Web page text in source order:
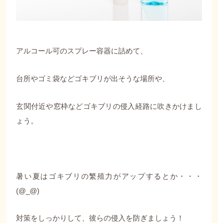
アルコール可のスプレー容器に詰めて、
台所やゴミ袋などゴキブリが出そうな場所や、
玄関付近や窓枠などゴキブリの侵入経路に吹きかけまし
ょう。
暑い夏はゴキブリの繁殖力がアップするとか・・・
(@_@)
対策をしっかりして、彼らの侵入を防ぎましょう！